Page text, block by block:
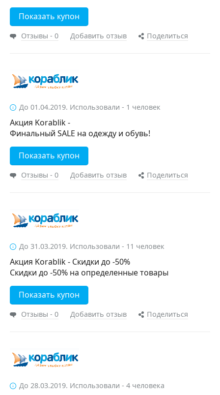
Показать купон
Отзывы - 0 Добавить отзыв Поделиться
До 01.04.2019. Использовали - 1 человек
Акция Korablik -
Финальный SALE на одежду и обувь!
Показать купон
Отзывы - 0 Добавить отзыв Поделиться
До 31.03.2019. Использовали - 11 человек
Акция Korablik - Скидки до -50%
Скидки до -50% на определенные товары
Показать купон
Отзывы - 0 Добавить отзыв Поделиться
До 28.03.2019. Использовали - 4 человека